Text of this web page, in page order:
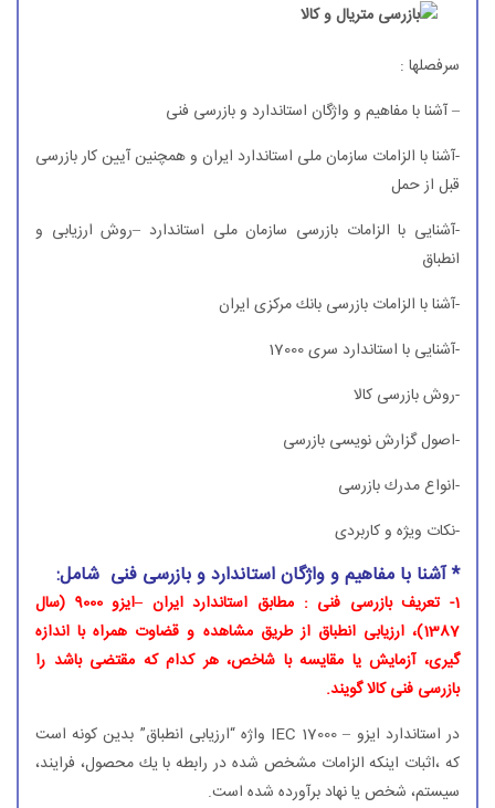
روش بازرسی كالا بطور عمومی
اصول گزارش نویسی بازرسی:
انواع مدارك بازرسی بر اساسEN
* آشنایی با استانداردهای كالا (نكات ویژه استاندارد ASTM) :
سرفصلها :
– آشنا با مفاهیم و واژگان استاندارد و بازرسی فنی
-آشنا با الزامات سازمان ملی استاندارد ایران و همچنین آیین كار بازرسی
قبل از حمل
-آشنایی با الزامات بازرسی سازمان ملی استاندارد –روش ارزیابی و
انطباق
-آشنا با الزامات بازرسی بانك مركزی ایران
-آشنایی با استاندارد سری 17000
-روش بازرسی كالا
-اصول گزارش نویسی بازرسی
-انواع مدرك بازرسی
-نكات ویژه و كاربردی
* آشنا با مفاهیم و واژگان استاندارد و بازرسی فنی شامل:
1- تعریف بازرسی فنی : مطابق استاندارد ایران –ایزو 9000 (سال
1387)، ارزیابی انطباق از طریق مشاهده و قضاوت همراه با اندازه
گیری، آزمایش یا مقایسه با شاخص، هر كدام كه مقتضی باشد را
بازرسی فنی كالا گویند.
در استاندارد ایزو – IEC 17000 واژه “ارزیابی انطباق” بدین كونه است
كه ،اثبات اینكه الزامات مشخص شده در رابطه با یك محصول، فرایند،
سیستم، شخص یا نهاد برآورده شده است.